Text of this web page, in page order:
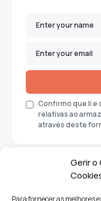
Gerir
Para fornecer as melhores
Confirmo que li e
relativas ao
através deste